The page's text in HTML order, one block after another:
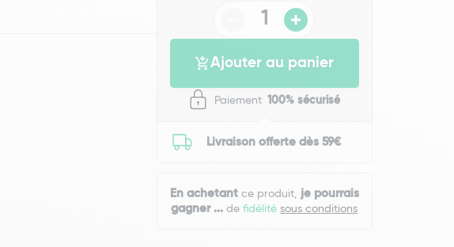
Ajouter au panier
Paiement 100% sécurisé
Livraison offerte dès 59€
En achetantce produit, je pourrais
gagner ... defidélitésous conditions